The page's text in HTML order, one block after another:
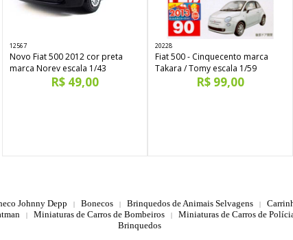
12567
Novo Fiat 500 2012 cor preta
marca Norev escala 1/43
R$ 49,00
20228
Fiat 500 - Cinquecento marca
Takara / Tomy escala 1/59
R$ 99,00
Johnny Depp | Bonecos | Brinquedos de Animais Selvagens |
| Miniaturas de Carros de Bombeiros | Miniaturas de Carros de
Brinquedos